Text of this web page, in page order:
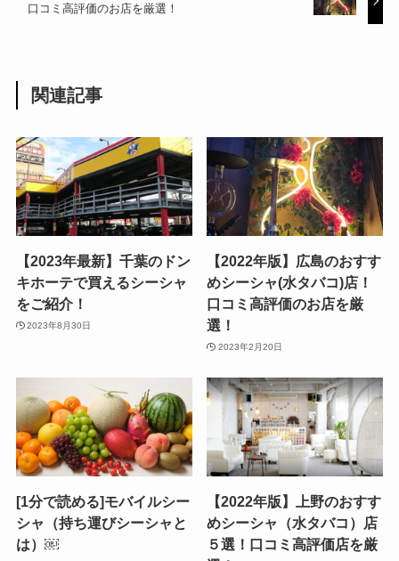
口コミ高評価のお店を厳選！
関連記事
【2023年最新】千葉のドン
キホーテで買えるシーシャ
をご紹介！
2023年8月30日
【2022年版】広島のおすす
めシーシャ(水タバコ)店！
口コミ高評価のお店を厳
選！
2023年2月20日
[1分で読める]モバイルシー
シャ（持ち運びシーシャと
は）￼
【2022年版】上野のおすす
めシーシャ（水タバコ）店
５選！口コミ高評価店を厳